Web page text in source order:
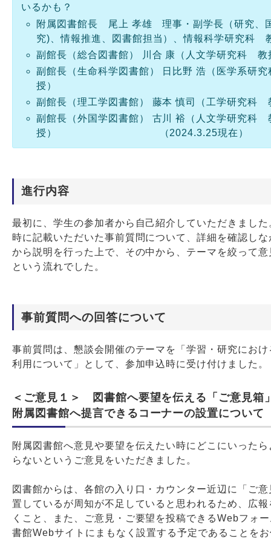
いるかも？
附属図書館長 尾上 孝雄 理事・副学長（研究、
究)、情報推進、図書館担当）、情報科学研究科
副館長（総合図書館） 川合 康（人文学研究科 教
副館長（生命科学図書館） 日比野 浩（医学系研
授）
副館長（理工学図書館） 藤本 慎司（工学研究科
副館長（外国学図書館） 古川 裕（人文学研究科
授） （2024.3.25現在）
進行内容
最初に、学生の参加者から自己紹介していただきまし
時に記載いただいた事前質問について、詳細を確認し
から説明を行った上で、その中から、テーマを絞って
という流れでした。
事前質問への回答について
事前質問は、懇談会開催のテーマを「学習・研究にお
利用について」として、参加申込時に受け付けました。
＜ご意見１＞ 図書館へ要望を伝える「ご意見箱
附属図書館へ提言できるコーナーの設置について
附属図書館へ意見や要望を伝えたい時にどこにいった
らないというご意見をいただきました。
図書館からは、各館の入り口・カウンター近辺に「ご
置しているが周知が不足していると思われるため、広
くこと、また、ご意見・ご要望を投稿できるWebフォ
書館Webサイトにまもなく設置する予定であることを